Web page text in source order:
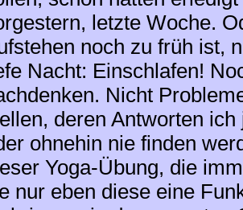
letzte Woche.
noch zu früh ist,
Nacht: Einschlafen!
Nicht
deren Antworten
ohnehin nie finden
Yoga-Übung, die
nur eben diese eine